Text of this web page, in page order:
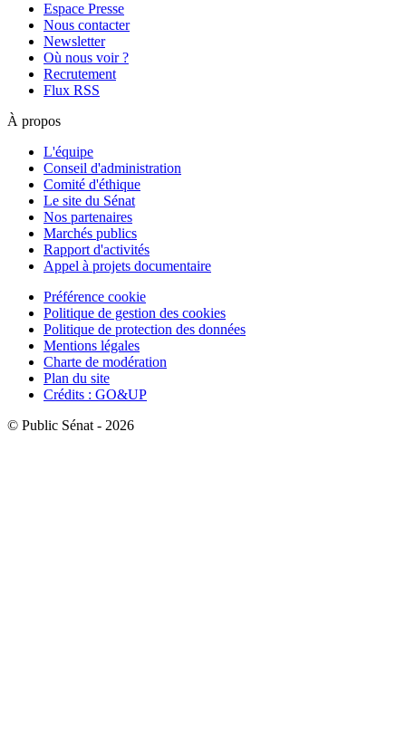
Espace Presse
Nous contacter
Newsletter
Où nous voir ?
Recrutement
Flux RSS
À propos
L'équipe
Conseil d'administration
Comité d'éthique
Le site du Sénat
Nos partenaires
Marchés publics
Rapport d'activités
Appel à projets documentaire
Préférence cookie
Politique de gestion des cookies
Politique de protection des données
Mentions légales
Charte de modération
Plan du site
Crédits : GO&UP
© Public Sénat - 2026